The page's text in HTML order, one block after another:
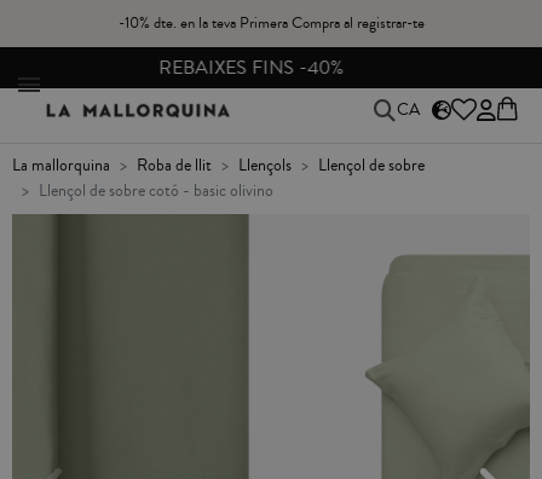
-10% dte. en la teva Primera Compra al registrar-te
CANVIS I DEVOLUCIONS GRATIS A PENÍNSULA
CA
la mallorquina roba de llit llençols
llençol de sobre
llençol de sobre cotó - basic olivino